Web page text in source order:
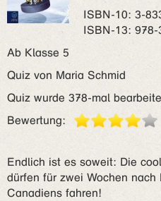
ISBN‑10: 3-
ISBN‑13:
Ab Klasse 5
Quiz von Maria Schmid
Quiz wurde 378-mal
Bewertung:
Endlich ist es soweit: Die
dürfen für zwei Wochen
Canadiens fahren!